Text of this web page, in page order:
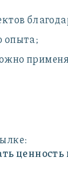
опыта;